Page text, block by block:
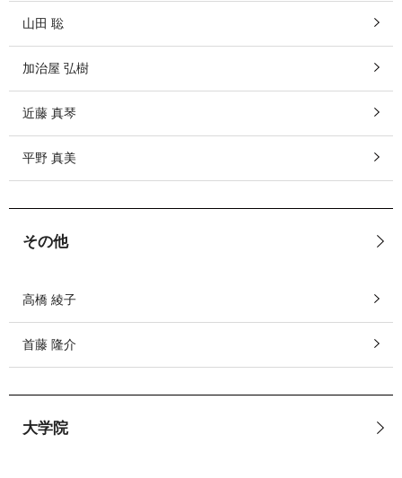
山田 聡
加治屋 弘樹
近藤 真琴
平野 真美
その他
高橋 綾子
首藤 隆介
大学院